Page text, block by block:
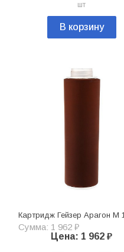
шт
В корзину
Картридж Гейзер Арагон М
Сумма: 1 962 ₽
Цена: 1 962 ₽